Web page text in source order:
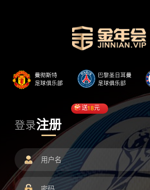
登录注册
送18元